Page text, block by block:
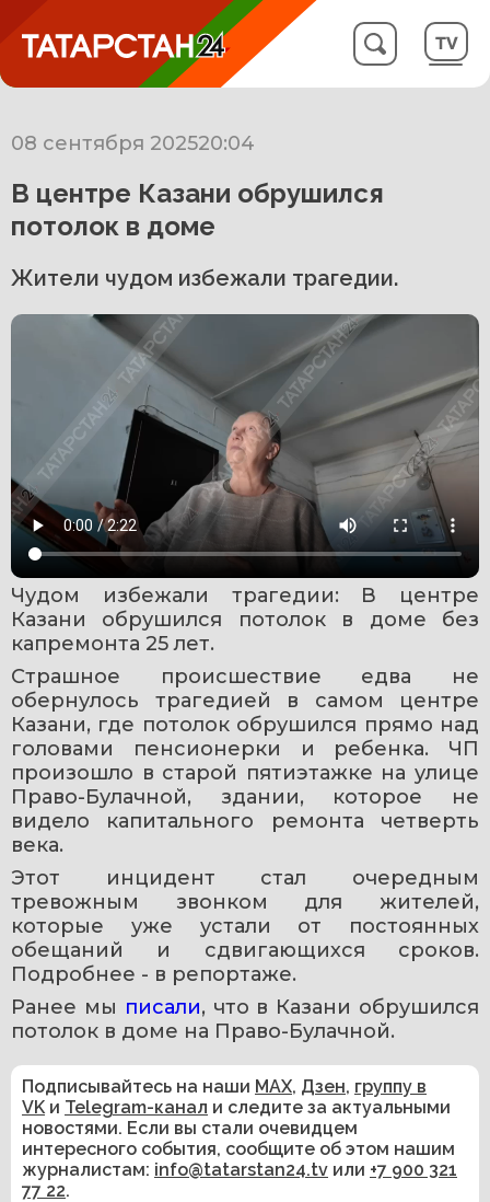
08 сентября 202520:04
В центре Казани обрушился
потолок в доме
Жители чудом избежали трагедии.
Чудом избежали трагедии: В центре
Казани обрушился потолок в доме без
капремонта 25 лет.
Страшное происшествие едва не
обернулось трагедией в самом центре
Казани, где потолок обрушился прямо над
головами пенсионерки и ребенка. ЧП
произошло в старой пятиэтажке на улице
Право-Булачной, здании, которое не
видело капитального ремонта четверть
века.
Этот инцидент стал очередным
тревожным звонком для жителей,
которые уже устали от постоянных
обещаний и сдвигающихся сроков.
Подробнее - в репортаже.
Ранее мы писали, что в Казани обрушился
потолок в доме на Право-Булачной.
Подписывайтесь на наши MAX, Дзен, группу в
VK и Telegram-канал и следите за актуальными
новостями. Если вы стали очевидцем
интересного события, сообщите об этом нашим
журналистам: info@tatarstan24.tv или +7 900 321
77 22.